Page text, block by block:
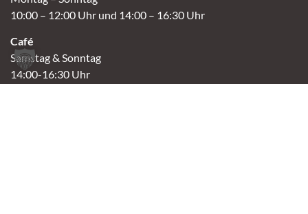
10:00 – 12:00 Uhr und 14:00 – 16:30 Uhr
Café
Samstag & Sonntag
14:00-16:30 Uhr